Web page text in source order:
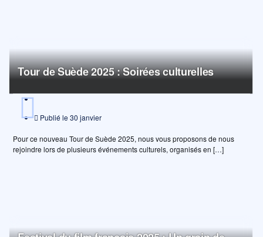
Tour de Suède 2025 : Soirées culturelles
Publié le 30 janvier
Pour ce nouveau Tour de Suède 2025, nous vous proposons de nous
rejoindre lors de plusieurs événements culturels, organisés en […]